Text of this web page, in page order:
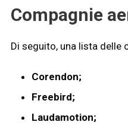
Compagnie
Di seguito, una lista delle
Corendon;
Freebird;
Laudamotion;